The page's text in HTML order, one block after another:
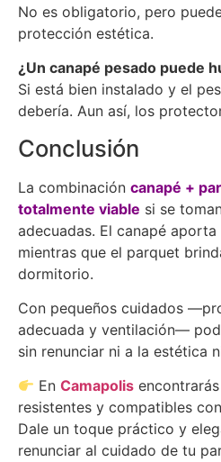
No es obligatorio, pero
protección estética.
¿Un canapé pesado puede
Si está bien instalado y el
debería. Aun así, los
Conclusión
La combinación canapé +
totalmente viable si se
adecuadas. El canapé
mientras que el parquet
dormitorio.
Con pequeños cuidados
adecuada y ventilación—
sin renunciar ni a la estética
EnCamapolis
resistentes y compatibles
Dale un toque práctico y
renunciar al cuidado de tu